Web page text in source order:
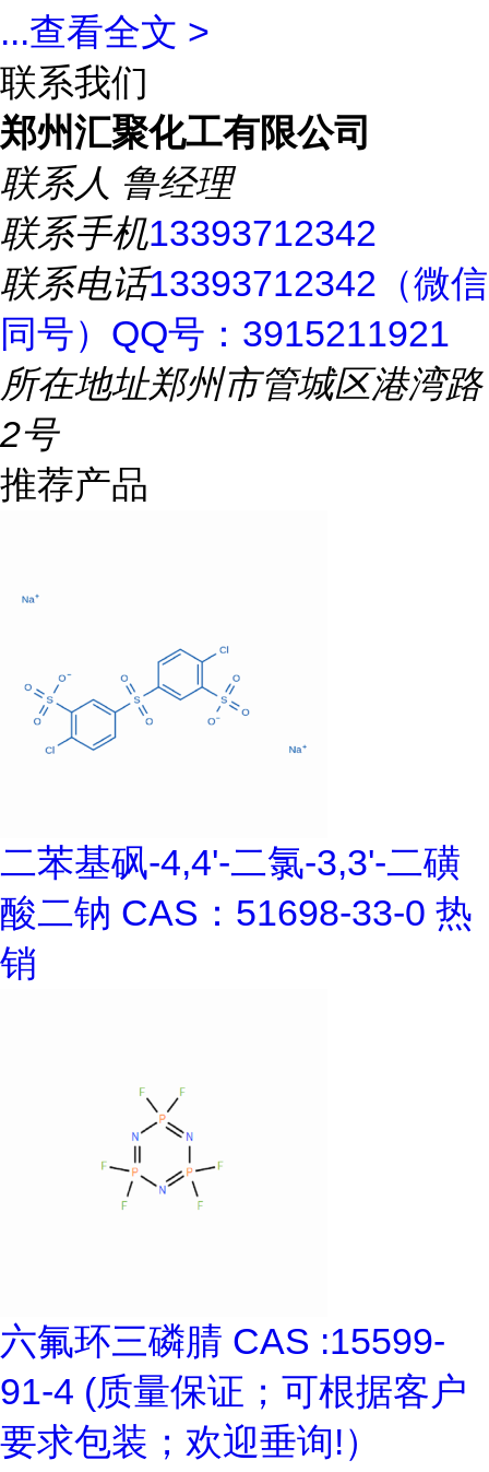
...查看全文 >
联系我们
郑州汇聚化工有限公司
联系人 鲁经理
联系手机13393712342
联系电话13393712342（微信
同号）QQ号：3915211921
所在地址郑州市管城区港湾路
2号
推荐产品
二苯基砜-4,4'-二氯-3,3'-二磺
酸二钠 CAS：51698-33-0 热
销
六氟环三磷腈 CAS :15599-
91-4 (质量保证；可根据客户
要求包装；欢迎垂询!）